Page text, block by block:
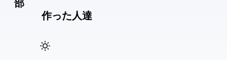
部
作った人達